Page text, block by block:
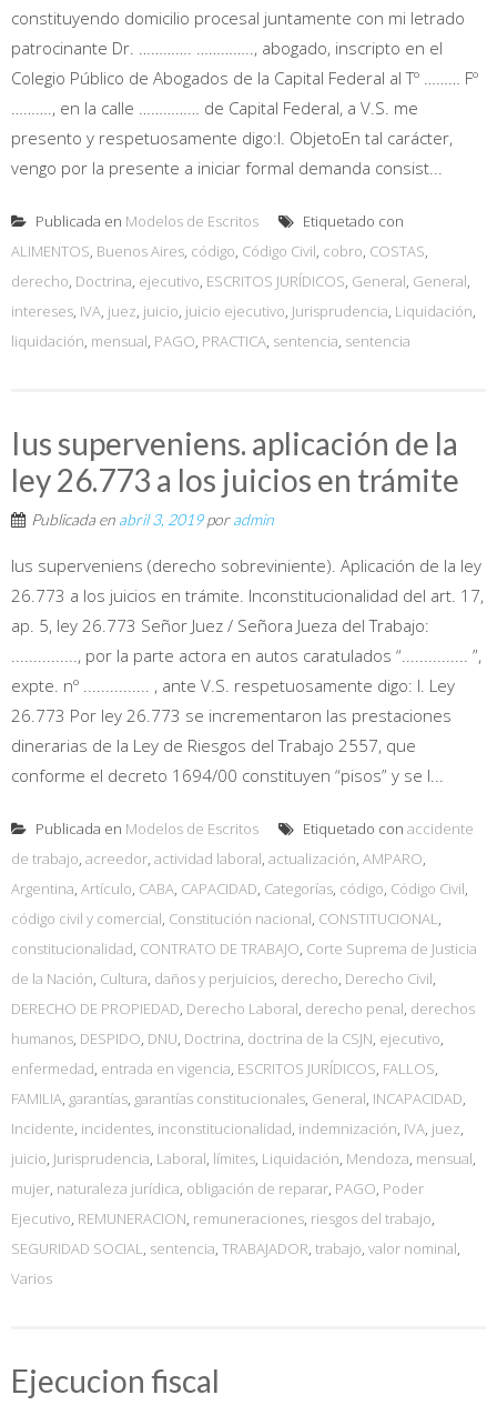
constituyendo domicilio procesal juntamente con mi letrado
patrocinante Dr. …………. ………….., abogado, inscripto en el
Colegio Público de Abogados de la Capital Federal al Tº ……… Fº
………., en la calle …………… de Capital Federal, a V.S. me
presento y respetuosamente digo:I. ObjetoEn tal carácter,
vengo por la presente a iniciar formal demanda consist...
Publicada en Modelos de Escritos
Etiquetado con
ALIMENTOS, Buenos Aires, código, Código Civil, cobro, COSTAS,
derecho, Doctrina, ejecutivo, ESCRITOS JURÍDICOS, General, General,
intereses, IVA, juez, juicio, juicio ejecutivo, Jurisprudencia, Liquidación,
liquidación, mensual, PAGO, PRACTICA, sentencia, sentencia
Ius superveniens. aplicación de la
ley 26.773 a los juicios en trámite
Publicada en abril 3, 2019poradmin
Ius superveniens (derecho sobreviniente). Aplicación de la ley
26.773 a los juicios en trámite. Inconstitucionalidad del art. 17,
ap. 5, ley 26.773 Señor Juez / Señora Jueza del Trabajo:
..............., por la parte actora en autos caratulados “............... ”,
expte. nº ............... , ante V.S. respetuosamente digo: I. Ley
26.773 Por ley 26.773 se incrementaron las prestaciones
dinerarias de la Ley de Riesgos del Trabajo 2557, que
conforme el decreto 1694/00 constituyen “pisos” y se l...
Publicada en Modelos de Escritos Etiquetado con accidente
de trabajo, acreedor, actividad laboral, actualización, AMPARO,
Argentina, Artículo, CABA, CAPACIDAD, Categorías, código, Código Civil,
código civil y comercial, Constitución nacional, CONSTITUCIONAL,
constitucionalidad, CONTRATO DE TRABAJO, Corte Suprema de Justicia
de la Nación, Cultura, daños y perjuicios, derecho, Derecho Civil,
DERECHO DE PROPIEDAD, Derecho Laboral, derecho penal, derechos
humanos, DESPIDO, DNU, Doctrina, doctrina de la CSJN, ejecutivo,
enfermedad, entrada en vigencia, ESCRITOS JURÍDICOS, FALLOS,
FAMILIA, garantías, garantías constitucionales, General, INCAPACIDAD,
Incidente, incidentes, inconstitucionalidad, indemnización, IVA, juez,
juicio, Jurisprudencia, Laboral, límites, Liquidación, Mendoza, mensual,
mujer, naturaleza jurídica, obligación de reparar, PAGO, Poder
Ejecutivo, REMUNERACION, remuneraciones, riesgos del trabajo,
SEGURIDAD SOCIAL, sentencia, TRABAJADOR, trabajo, valor nominal,
Varios
Ejecucion fiscal